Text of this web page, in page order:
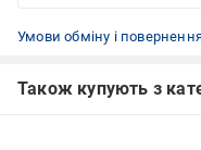
Умови обміну і
Також купують з